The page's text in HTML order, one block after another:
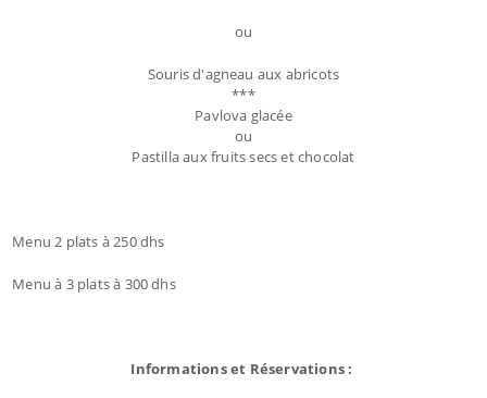
ou
Souris d'agneau aux abricots
***
Pavlova glacée
ou
Pastilla aux fruits secs et chocolat
Menu 2 plats à 250 dhs
Menu à 3 plats à 300 dhs
Informations et Réservations :